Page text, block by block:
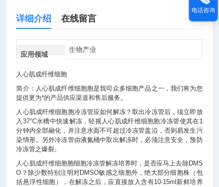
详细介绍 在线留言
应用领域
生物产业
人心肌成纤维细胞
简介：人心肌成纤维细胞胞是我司众多细胞产品之一，我们将为您
提供更为*的产品供应渠道和售后服务。
人心肌成纤维细胞胞冷冻管应如何解冻？取出冷冻管后，须立即放
入37°C水槽中快速解冻，轻摇人心肌成纤维细胞胞冷冻管使其在1
分钟内全部融化，并注意水面不可超过冷冻管盖沿，否则易发生污
染情形。另外冷冻管由液氮桶中取出解冻时，必须注意安全，预防
冷冻管之爆裂。
人心肌成纤维细胞胞细胞冷冻管解冻培养时，是否应马上去除DMS
O？除少数特别注明对DMSO敏感之细胞外，绝大部分细胞株（包
括悬浮性细胞），在解冻之后，应直接放入含有10-15ml新鲜培养
电话咨询